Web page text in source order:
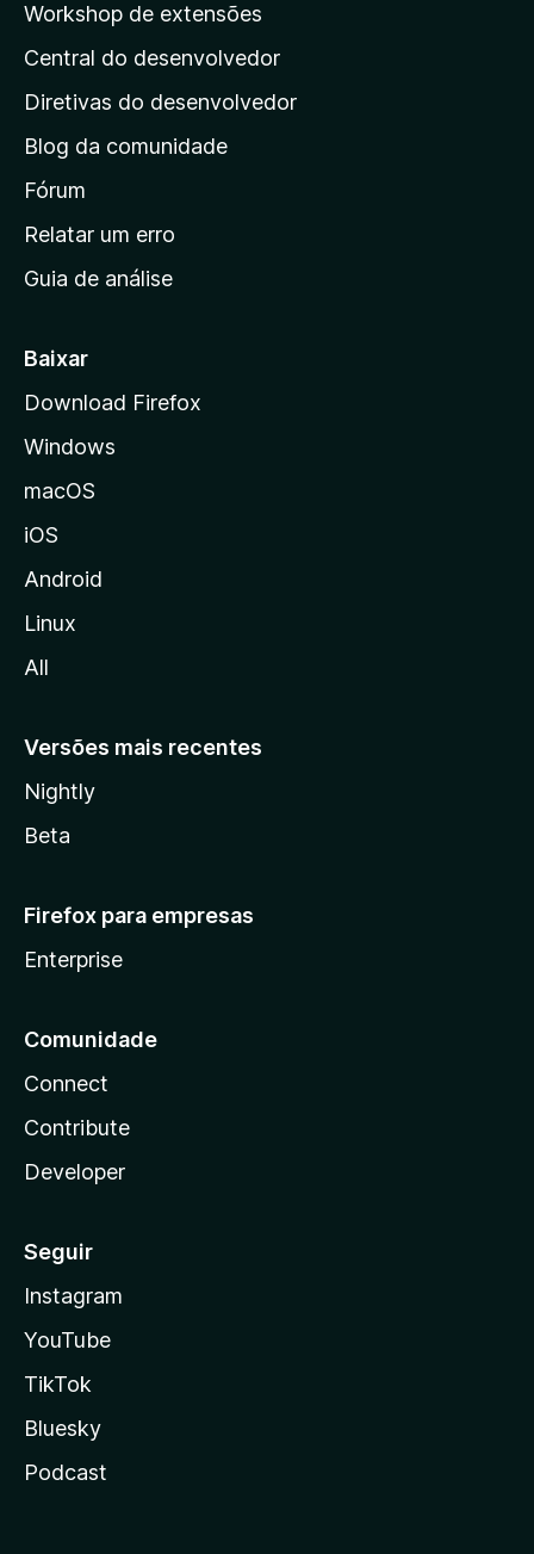
á
g
i
a
i
n
c
a
d
a
z
i
a
Workshop de extensões
Central do desenvolvedor
Diretivas do desenvolvedor
Blog da comunidade
Fórum
Relatar um erro
Guia de análise
Baixar
Download Firefox
Windows
macOS
iOS
Android
Linux
All
Versões mais recentes
Nightly
Beta
Firefox para empresas
Enterprise
Comunidade
Connect
Contribute
Developer
Seguir
Instagram
YouTube
TikTok
Bluesky
Podcast